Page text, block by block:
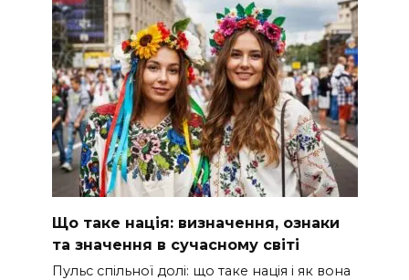
Що таке нація: визначення, ознаки
та значення в сучасному світі
Пульс спільної долі: що таке нація і як вона